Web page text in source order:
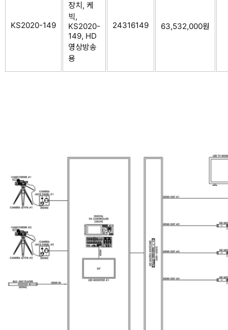
KS2020-149
장치, 케
빅,
KS2020-
149, HD
영상방송
용
24316149 63,532,000원